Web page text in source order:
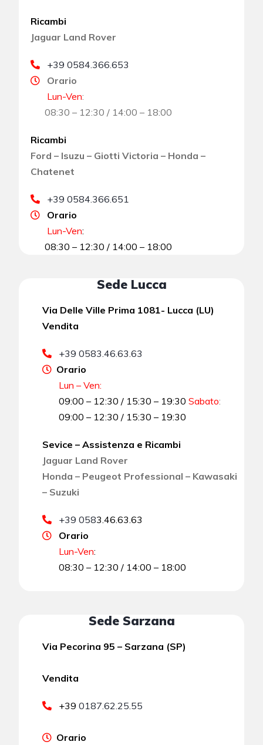
Ricambi
Jaguar Land Rover
+39 0584.366.653
Orario
Lun-Ven:
08:30 – 12:30 / 14:00 – 18:00
Ricambi
Ford – Isuzu – Giotti Victoria – Honda –
Chatenet
+39 0584.366.651
Orario
Lun-Ven:
08:30 – 12:30 / 14:00 – 18:00
Sede Lucca
Via Delle Ville Prima 1081- Lucca (LU)
Vendita
+39 0583.46.63.63
Orario
Lun – Ven:
09:00 – 12:30 / 15:30 – 19:30 Sabato:
09:00 – 12:30 / 15:30 – 19:30
Sevice – Assistenza e Ricambi
Jaguar Land Rover
Honda – Peugeot Professional – Kawasaki
– Suzuki
+39 0583.46.63.63
Orario
Lun-Ven:
08:30 – 12:30 / 14:00 – 18:00
Sede Sarzana
Via Pecorina 95 – Sarzana (SP)
Vendita
+390187.62.25.55
Orario